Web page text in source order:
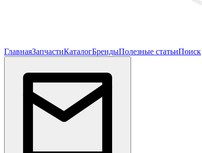
ГлавнаяЗапчастиКаталогБрендыПолезные статьиПоиск